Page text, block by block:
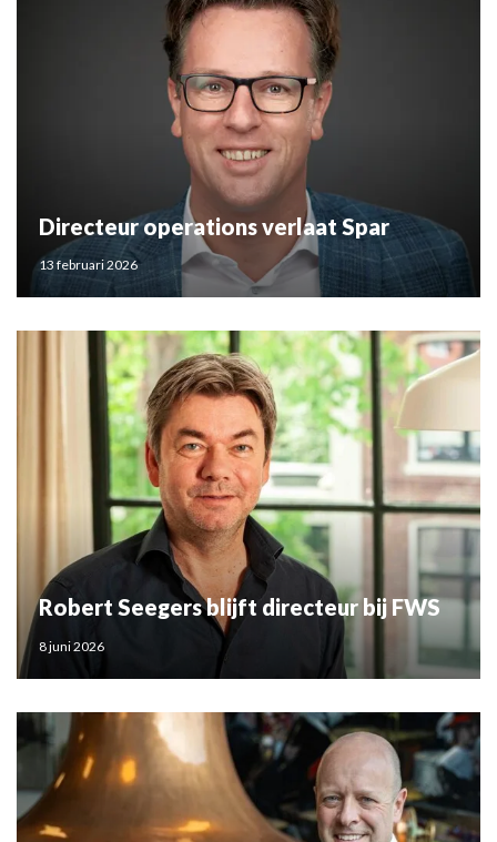
Directeur operations verlaat Spar
13 februari 2026
Robert Seegers blijft directeur bij FWS
8 juni 2026